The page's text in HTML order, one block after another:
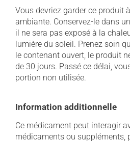
Vous devriez garder ce produit
ambiante. Conservez-le dans
il ne sera pas exposé à la
lumière du soleil. Prenez soin
le contenant ouvert, le produit
de 30 jours. Passé ce délai,
portion non utilisée.
Information additionnelle
Ce médicament peut interagir
médicaments ou suppléments,